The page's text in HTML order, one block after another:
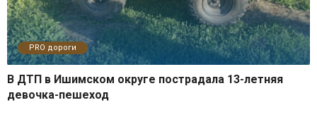
PRO дороги
В ДТП в Ишимском округе пострадала 13-летняя
девочка-пешеход